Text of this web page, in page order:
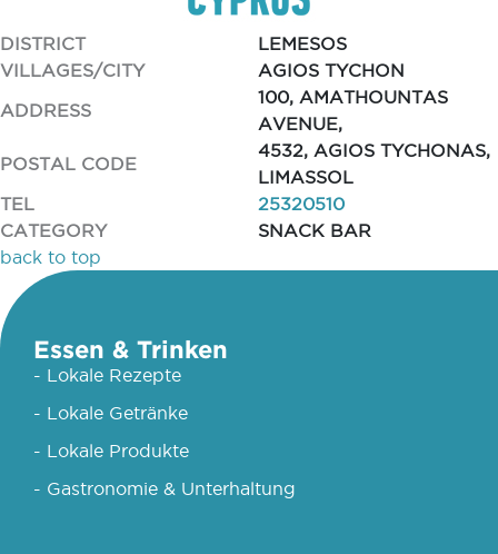
DISTRICT
LEMESOS
VILLAGES/CITY
AGIOS TYCHON
ADDRESS
100, AMATHOUNTAS
AVENUE,
POSTAL CODE
4532, AGIOS TYCHONAS,
LIMASSOL
TEL
25320510
CATEGORY
SNACK BAR
back to top
Essen & Trinken
- Lokale Rezepte
- Lokale Getränke
- Lokale Produkte
- Gastronomie & Unterhaltung